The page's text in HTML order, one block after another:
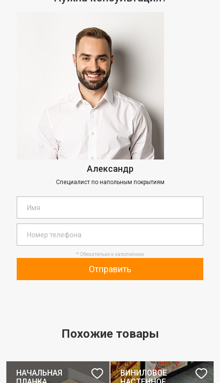
Александр
Специалист по напольным покрытиям
* Обязательно к заполнению
Отправить
Похожие товары
НАЧАЛЬНАЯ
ВИНИЛОВОЕ